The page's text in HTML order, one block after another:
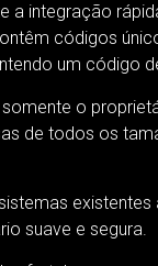
a integração
códigos
um código
o
de todos os
suave e segura.